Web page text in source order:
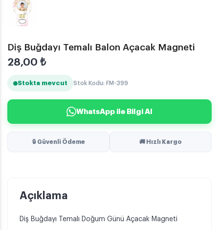
Diş Buğdayı Temalı Balon Açacak Magneti
28,00 ₺
Stokta mevcut Stok Kodu: FM-399
WhatsApp ile Bilgi Al
🔒 Güvenli Ödeme 🚚 Hızlı Kargo
Açıklama
Diş Buğdayı Temalı Doğum Günü Açacak Magneti